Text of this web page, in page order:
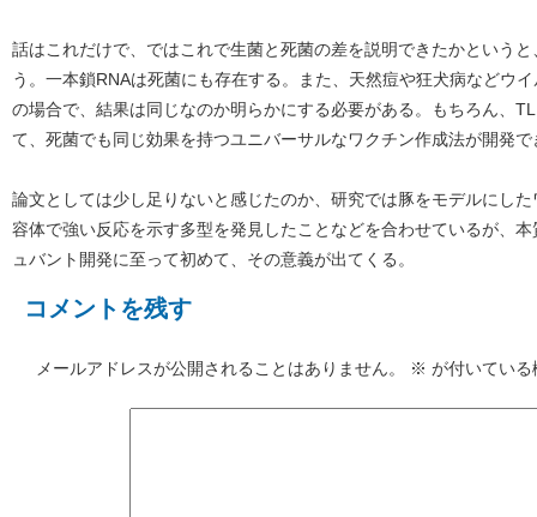
話はこれだけで、ではこれで生菌と死菌の差を説明できたかという
う。一本鎖RNAは死菌にも存在する。また、天然痘や狂犬病などウ
の場合で、結果は同じなのか明らかにする必要がある。もちろん、
て、死菌でも同じ効果を持つユニバーサルなワクチン作成法が開発
論文としては少し足りないと感じたのか、研究では豚をモデルにし
容体で強い反応を示す多型を発見したことなどを合わせているが、
ュバント開発に至って初めて、その意義が出てくる。
コメントを残す
メールアドレスが公開されることはありません。 ※ が付いてい